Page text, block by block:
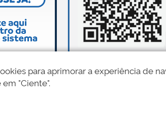
para aprimorar a experiência de
"Ciente".